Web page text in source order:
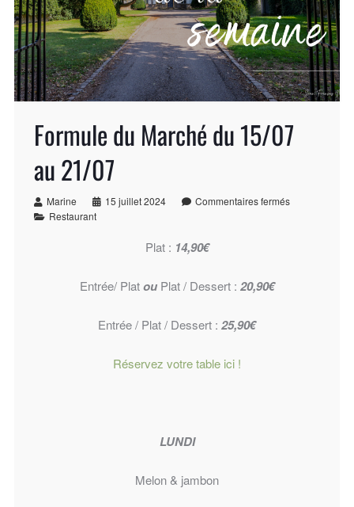
Formule du Marché du 15/07
au 21/07
Marine 15 juillet 2024
Commentaires fermés
Restaurant
Plat : 14,90€
Entrée/ PlatouPlat / Dessert : 20,90€
Entrée / Plat / Dessert : 25,90€
Réservez votre table ici !
LUNDI
Melon & jambon